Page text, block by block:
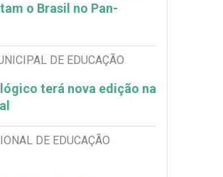
o Brasil no Pan-
DE EDUCAÇÃO
terá nova edição na
DE EDUCAÇÃO